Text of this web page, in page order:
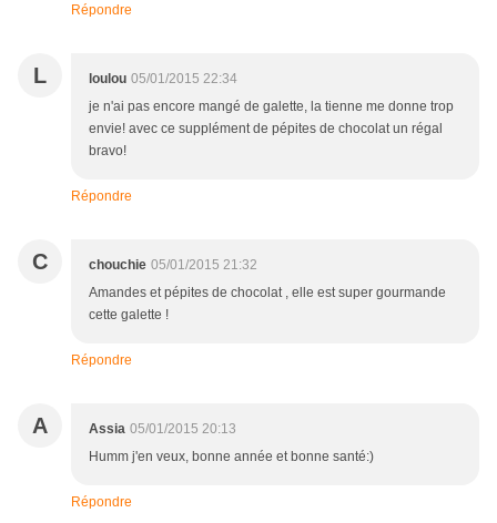
Répondre
L loulou 05/01/2015 22:34
je n'ai pas encore mangé de galette, la tienne me donne trop
envie! avec ce supplément de pépites de chocolat un régal
bravo!
Répondre
C chouchie 05/01/2015 21:32
Amandes et pépites de chocolat , elle est super gourmande
cette galette !
Répondre
A Assia 05/01/2015 20:13
Humm j'en veux, bonne année et bonne santé:)
Répondre